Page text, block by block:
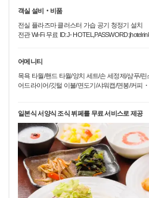
객실 설비‧비품
전실 플라즈마 클러스터 가습 공기 청정기 설치
전관 Wi-Fi 무료 ID:J-
어메니티
목욕 타월/핸드 타월/양치 세트/손 세정제/샴푸/
어드라이어/깃털 이불/면도기/샤워캡/면봉/커피
일본식 서양식 조식 뷔페를 무료 서비스로 제공